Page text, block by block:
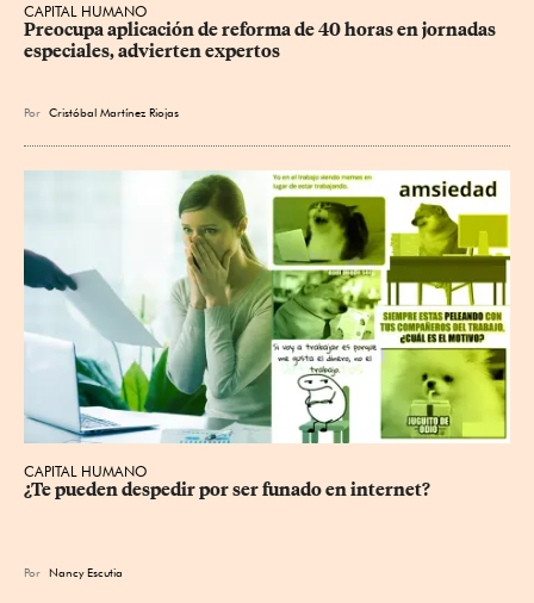
CAPITAL HUMANO
Preocupa aplicación de reforma de 40 horas en jornadas
especiales, advierten expertos
Por Cristóbal Martínez Riojas
CAPITAL HUMANO
¿Te pueden despedir por ser funado en internet?
Por Nancy Escutia